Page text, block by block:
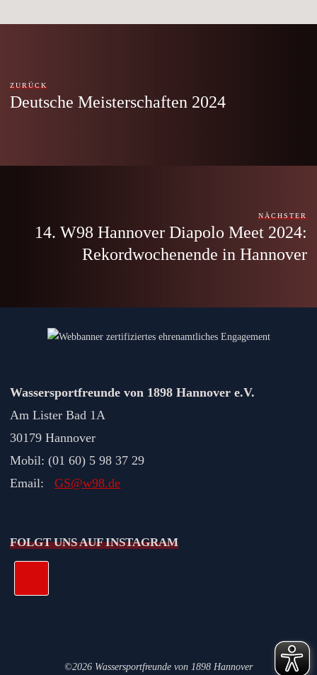
ZURÜCK
Deutsche Meisterschaften 2024
NÄCHSTER
14. W98 Hannover Diapolo Meet 2024:
Rekordwochenende in Hannover
Wassersportfreunde von 1898 Hannover e.V.
Am Lister Bad 1A
30179 Hannover
Mobil: (01 60) 5 98 37 29
Email:GS@w98.de
FOLGT UNS AUF INSTAGRAM
©2026 Wassersportfreunde von 1898 Hannover